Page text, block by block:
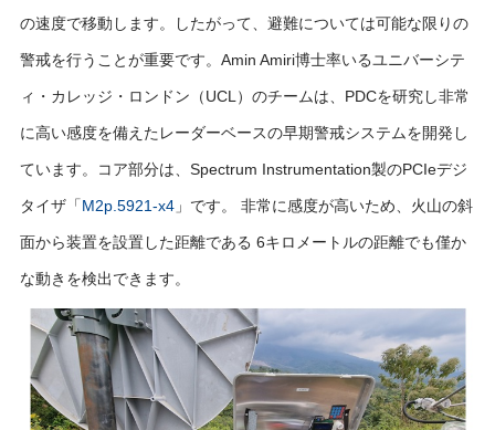
の速度で移動します。したがって、避難については可能な限りの
警戒を行うことが重要です。Amin Amiri博士率いるユニバーシテ
ィ・カレッジ・ロンドン（UCL）のチームは、PDCを研究し非常
に高い感度を備えたレーダーベースの早期警戒システムを開発し
ています。コア部分は、Spectrum Instrumentation製のPCIeデジ
タイザ「M2p.5921-x4」です。 非常に感度が高いため、火山の斜
面から装置を設置した距離である 6キロメートルの距離でも僅か
な動きを検出できます。